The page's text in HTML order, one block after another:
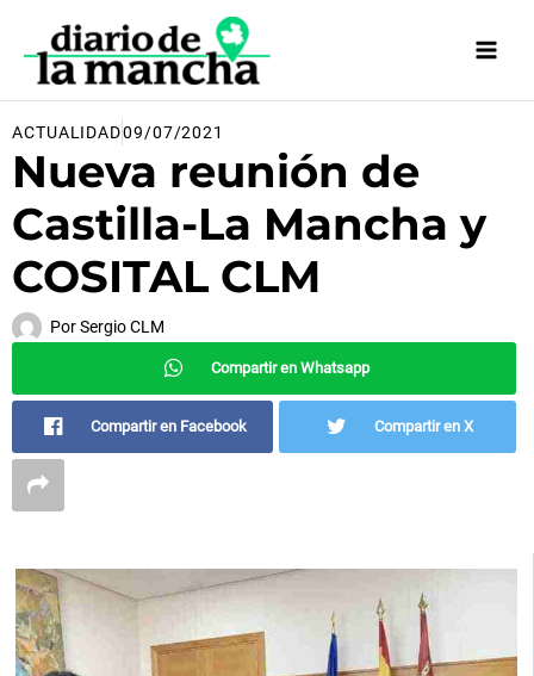
contenido
ACTUALIDAD09/07/2021
Nueva reunión de
Castilla-La Mancha y
COSITAL CLM
PorSergio CLM
Compartir en Whatsapp
Compartir en Facebook Compartir en X